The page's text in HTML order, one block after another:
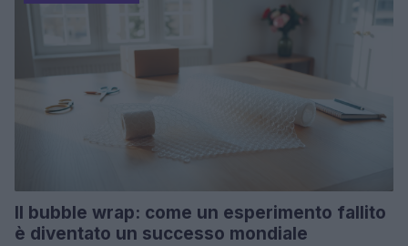
Il bubble wrap: come un esperimento fallito
è diventato un successo mondiale